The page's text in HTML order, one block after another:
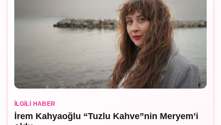
İLGILI HABER
İrem Kahyaoğlu “Tuzlu Kahve”nin Meryem’i